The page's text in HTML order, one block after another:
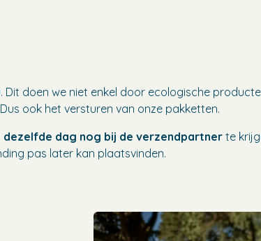
Dit doen we niet enkel door ecologische
ook het versturen van onze pakketten.
dezelfde dag nog bij de verzendpartner te
pas later kan plaatsvinden.